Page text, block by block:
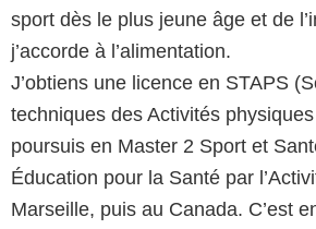
sport dès le plus jeune âge et de
j’accorde à l’alimentation.
J’obtiens une licence en STAPS
techniques des Activités
poursuis en Master 2 Sport et
Éducation pour la Santé par
Marseille, puis au Canada. C’est